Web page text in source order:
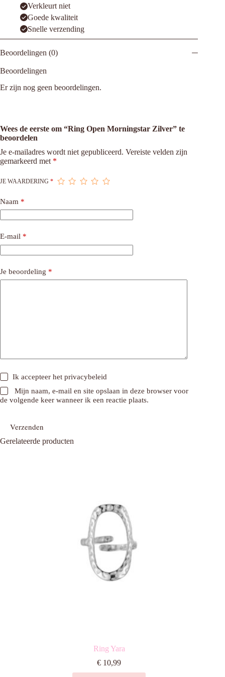
Verkleurt niet
Goede kwaliteit
Snelle verzending
Beoordelingen (0)
Beoordelingen
Er zijn nog geen beoordelingen.
Wees de eerste om “Ring Open Morningstar Zilver” te
beoordelen
Je e-mailadres wordt niet gepubliceerd. Vereiste velden zijn
gemarkeerd met *
JE WAARDERING *
Naam *
E-mail *
Je beoordeling *
Ik accepteer hetprivacybeleid
Mijn naam, e-mail en site opslaan in deze browser voor
de volgende keer wanneer ik een reactie plaats.
Verzenden
Gerelateerde producten
Ring Yara
€ 10,99